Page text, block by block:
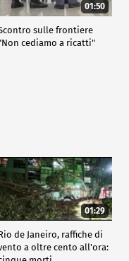
01:50
sulle frontiere
cediamo a ricatti"
01:29
de Janeiro, raffiche di
a oltre cento all'ora: